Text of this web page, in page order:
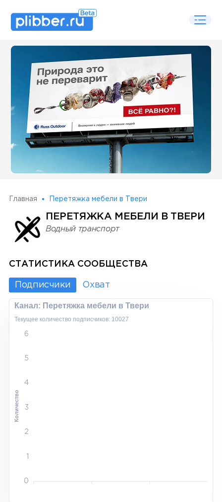
Some SEO Title
Главная Перетяжка мебели в Твери
ПЕРЕТЯЖКА МЕБЕЛИ В ТВЕРИ
Водный транспорт
СТАТИСТИКА СООБЩЕСТВА
Подписчики Охват
Канал: Перетяжка мебели в Твери
Текущее количество подписчиков: 10027
6
5
4
3
2
1
0
Количество